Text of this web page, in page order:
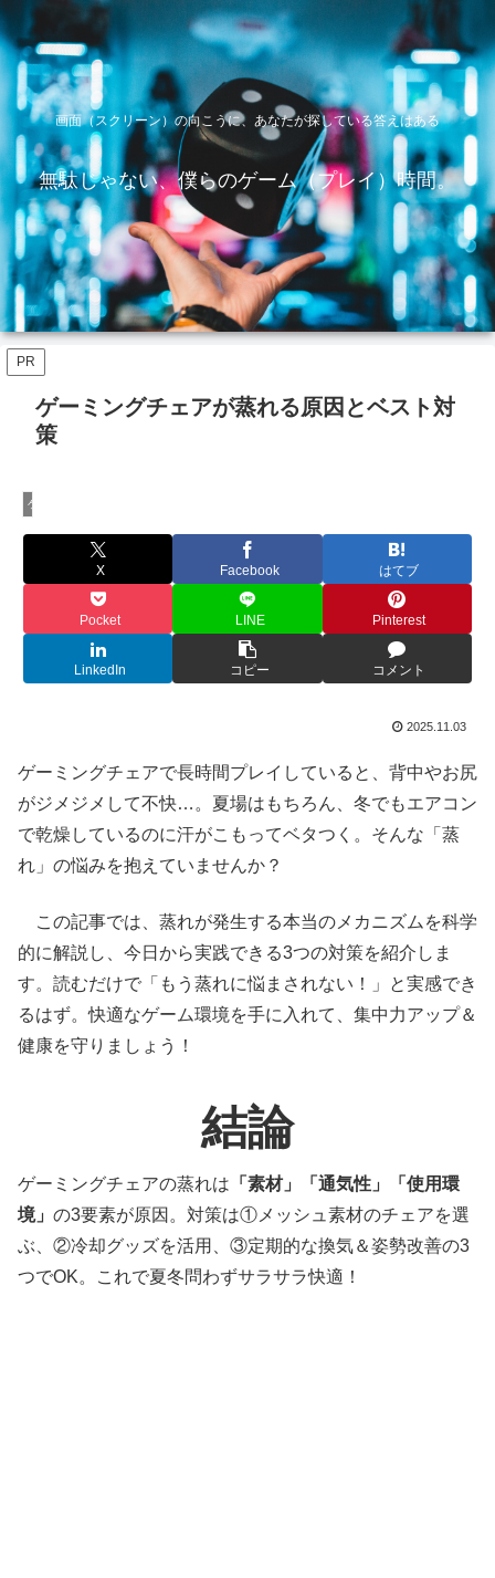
画面（スクリーン）の向こうに、あなたが探している答えはある
無駄じゃない、僕らのゲーム（プレイ）時間。
PR
ゲーミングチェアが蒸れる原因とベスト対
策
ゲーミングチェア
X Facebook はてブ
Pocket LINE Pinterest
LinkedIn コピー コメント
2025.11.03
ゲーミングチェアで長時間プレイしていると、背中やお尻
がジメジメして不快…。夏場はもちろん、冬でもエアコン
で乾燥しているのに汗がこもってベタつく。そんな「蒸
れ」の悩みを抱えていませんか？
この記事では、蒸れが発生する本当のメカニズムを科学
的に解説し、 今日から実践できる3つの対策を紹介しま
す。読むだけで「もう蒸れに悩まされない！」と実感でき
るはず。快適なゲーム環境を手に入れて、集中力アップ＆
健康を守りましょう！
結論
ゲーミングチェアの蒸れは 「素材」「通気性」「使用環
境」 の3要素が原因。対策は①メッシュ素材のチェアを選
ぶ、②冷却グッズを活用、③定期的な換気＆姿勢改善の3
つでOK。これで夏冬問わずサラサラ快適！